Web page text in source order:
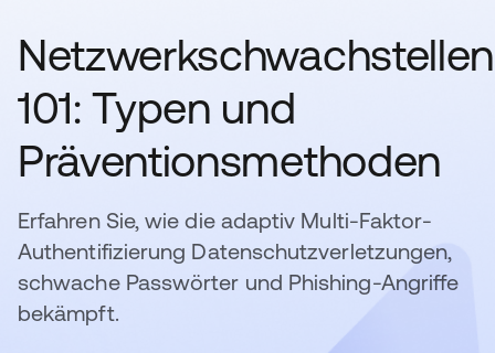
Netzwerkschwachstellen
101: Typen und
Präventionsmethoden
Erfahren Sie, wie die adaptiv Multi-Faktor-
Authentifizierung Datenschutzverletzungen,
schwache Passwörter und Phishing-Angriffe
bekämpft.